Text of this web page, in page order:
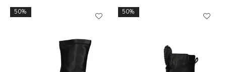
50% 50%